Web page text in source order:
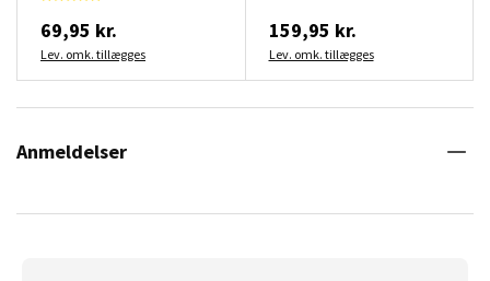
69,95 kr.
Lev. omk. tillægges
159,95 kr.
Lev. omk. tillægges
Anmeldelser